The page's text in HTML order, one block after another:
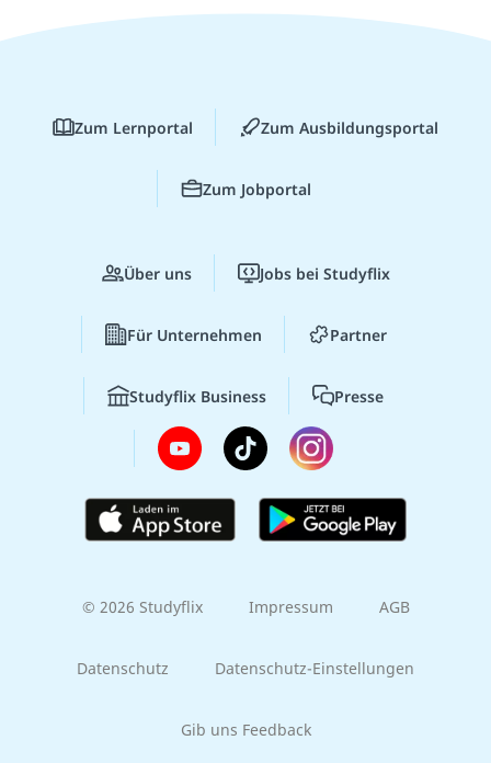
Zum Lernportal Zum Ausbildungsportal
Zum Jobportal
Über uns Jobs bei Studyflix
Für Unternehmen Partner
Studyflix Business Presse
© 2026 Studyflix Impressum AGB
Datenschutz Datenschutz-Einstellungen
Gib uns Feedback